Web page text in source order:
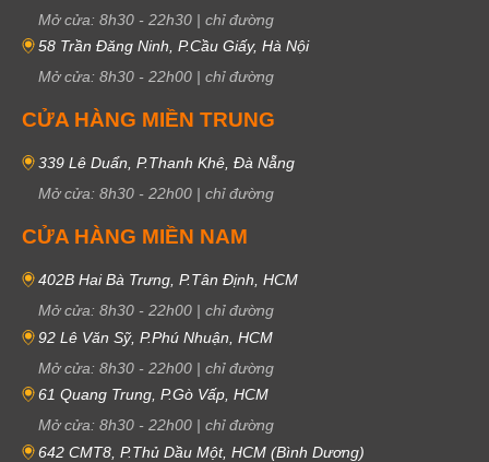
Mở cửa: 8h30 - 22h30 | chỉ đường
58 Trần Đăng Ninh, P.Cầu Giấy, Hà Nội
Mở cửa: 8h30 - 22h00 | chỉ đường
CỬA HÀNG MIỀN TRUNG
339 Lê Duẩn, P.Thanh Khê, Đà Nẵng
Mở cửa: 8h30 - 22h00 | chỉ đường
CỬA HÀNG MIỀN NAM
402B Hai Bà Trưng, P.Tân Định, HCM
Mở cửa: 8h30 - 22h00 | chỉ đường
92 Lê Văn Sỹ, P.Phú Nhuận, HCM
Mở cửa: 8h30 - 22h00 | chỉ đường
61 Quang Trung, P.Gò Vấp, HCM
Mở cửa: 8h30 - 22h00 | chỉ đường
642 CMT8, P.Thủ Dầu Một, HCM (Bình Dương)